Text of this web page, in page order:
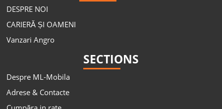
DESPRE NOI
CARIERĂ ȘI OAMENI
Vanzari Angro
SECTIONS
Despre ML-Mobila
Adrese & Contacte